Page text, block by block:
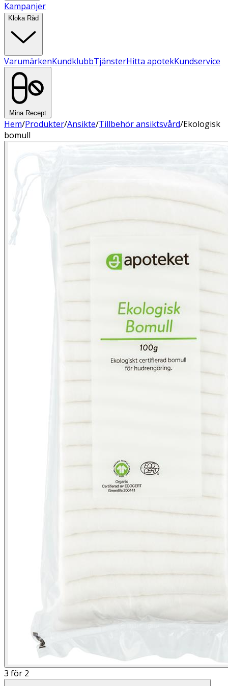
Kampanjer
Kloka Råd
VarumärkenKundklubbTjänsterHitta apotekKundservice
Mina Recept
Hem/Produkter/Ansikte/Tillbehör ansiktsvård/Ekologisk
bomull
3 för 2